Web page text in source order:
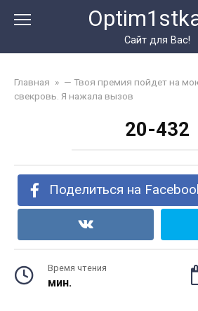
Сайт для Вас!
Главная » — Твоя премия пойдет на
свекровь. Я нажала вызов
20-432
Поделиться на
Время чтения
мин.